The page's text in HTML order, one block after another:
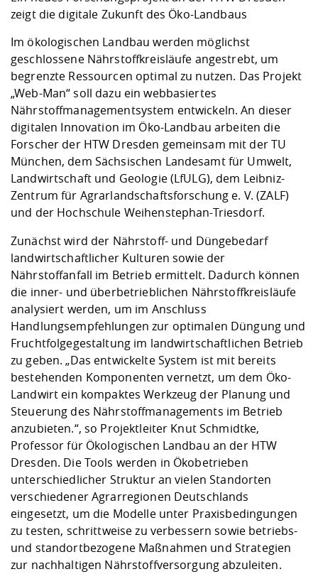
Checkliste zum
und Physik
Digitales Lernen
Fremdsprachen
Jobs, Praktika,
Lebenslagen
Studentenwerk
Angebote der
Arbeit
Career Service
Lehren,
Weiterbilden im
Formulare und
Internationale
Formulare und
Gründung und
Kooperationen
Klimaschutz &
Förderverein
Informatik/
Landbau/
Maschinenbau
Angebote für Unternehmen
Kontakt und Anfahrt
Qualitätssicherung
zeigt die digitale Zukunft des Öko-Landbaus
Im ökologischen Landbau werden möglichst
geschlossene Nährstoffkreisläufe angestrebt, um
begrenzte Ressourcen optimal zu nutzen. Das Projekt
„Web-Man“ soll dazu ein webbasiertes
Nährstoffmanagementsystem entwickeln. An dieser
digitalen Innovation im Öko-Landbau arbeiten die
Forscher der HTW Dresden gemeinsam mit der TU
München, dem Sächsischen Landesamt für Umwelt,
Landwirtschaft und Geologie (LfULG), dem Leibniz-
Zentrum für Agrarlandschaftsforschung e. V. (ZALF)
und der Hochschule Weihenstephan-Triesdorf.
Zunächst wird der Nährstoff- und Düngebedarf
landwirtschaftlicher Kulturen sowie der
Nährstoffanfall im Betrieb ermittelt. Dadurch können
die inner- und überbetrieblichen Nährstoffkreisläufe
analysiert werden, um im Anschluss
Handlungsempfehlungen zur optimalen Düngung und
Fruchtfolgegestaltung im landwirtschaftlichen Betrieb
zu geben. „Das entwickelte System ist mit bereits
bestehenden Komponenten vernetzt, um dem Öko-
Landwirt ein kompaktes Werkzeug der Planung und
Steuerung des Nährstoffmanagements im Betrieb
anzubieten.“, so Projektleiter Knut Schmidtke,
Professor für Ökologischen Landbau an der HTW
Dresden. Die Tools werden in Ökobetrieben
unterschiedlicher Struktur an vielen Standorten
verschiedener Agrarregionen Deutschlands
eingesetzt, um die Modelle unter Praxisbedingungen
zu testen, schrittweise zu verbessern sowie betriebs-
und standortbezogene Maßnahmen und Strategien
zur nachhaltigen Nährstoffversorgung abzuleiten.